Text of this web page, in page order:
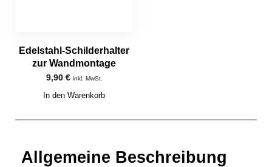
Edelstahl-Schilderhalter
zur Wandmontage
9,90 € inkl. MwSt.
In den Warenkorb
Allgemeine Beschreibung